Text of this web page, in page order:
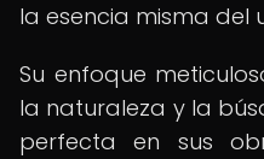
la esencia misma del
Su enfoque
la naturaleza y la
perfecta en sus